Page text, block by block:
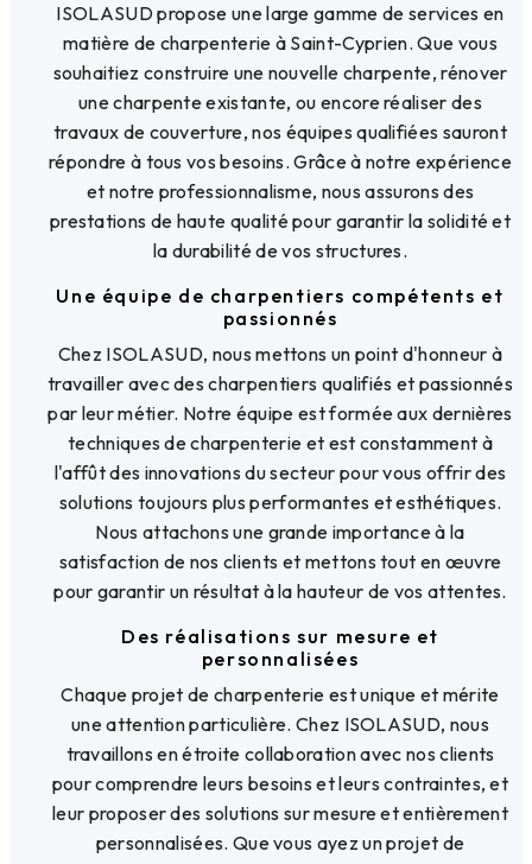
ISOLASUD propose une large gamme de services en
matière de charpenterie à Saint-Cyprien. Que vous
souhaitiez construire une nouvelle charpente, rénover
une charpente existante, ou encore réaliser des
travaux de couverture, nos équipes qualifiées sauront
répondre à tous vos besoins. Grâce à notre expérience
et notre professionnalisme, nous assurons des
prestations de haute qualité pour garantir la solidité et
la durabilité de vos structures.
Une équipe de charpentiers compétents et
passionnés
Chez ISOLASUD, nous mettons un point d'honneur à
travailler avec des charpentiers qualifiés et passionnés
par leur métier. Notre équipe est formée aux dernières
techniques de charpenterie et est constamment à
l'affût des innovations du secteur pour vous offrir des
solutions toujours plus performantes et esthétiques.
Nous attachons une grande importance à la
satisfaction de nos clients et mettons tout en œuvre
pour garantir un résultat à la hauteur de vos attentes.
Des réalisations sur mesure et
personnalisées
Chaque projet de charpenterie est unique et mérite
une attention particulière. Chez ISOLASUD, nous
travaillons en étroite collaboration avec nos clients
pour comprendre leurs besoins et leurs contraintes, et
leur proposer des solutions sur mesure et entièrement
personnalisées. Que vous ayez un projet de